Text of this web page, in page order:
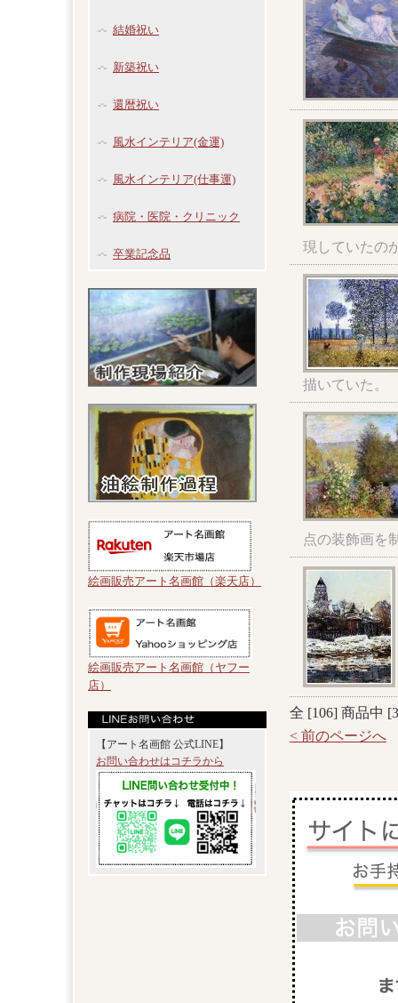
結婚祝い
新築祝い
還暦祝い
風水インテリア(金運)
風水インテリア(仕事運)
病院・医院・クリニック
卒業記念品
絵画販売アート名画館（楽天店）
絵画販売アート名画館（ヤフー
店）
【アート名画館 公式LINE】
お問い合わせはコチラから
現していたの
描いていた。
点の装飾画を
全 [106] 商品中 [
< 前のページへ